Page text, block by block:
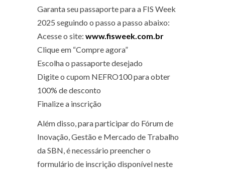
Garanta seu passaporte para a FIS Week
2025 seguindo o passo a passo abaixo:
Acesse o site: www.fisweek.com.br
Clique em “Compre agora”
Escolha o passaporte desejado
Digite o cupom NEFRO100 para obter
100% de desconto
Finalize a inscrição
Além disso, para participar do Fórum de
Inovação, Gestão e Mercado de Trabalho
da SBN, é necessário preencher o
formulário de inscrição disponível neste